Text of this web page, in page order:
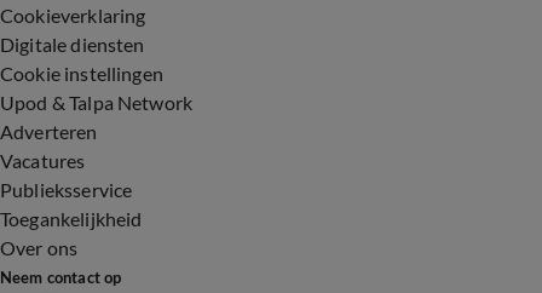
Cookieverklaring
Digitale diensten
Cookie instellingen
Upod & Talpa Network
Adverteren
Vacatures
Publieksservice
Toegankelijkheid
Over ons
Neem contact op